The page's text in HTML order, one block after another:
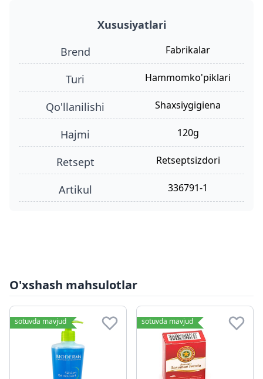
Xususiyatlari
Brend
fabrikalar
turi hammomko'piklari
qo'llanilishi shaxsiygigiena
hajmi 120g
retsept retseptsizdori
Artikul 336791-1
O'xshash mahsulotlar
sotuvda mavjud sotuvda mavjud